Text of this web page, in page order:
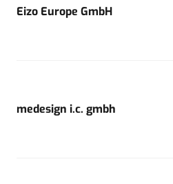
Eizo Europe GmbH
medesign i.c. gmbh